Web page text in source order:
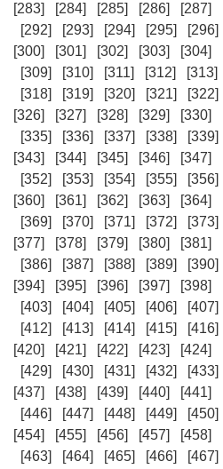
[283]
[284] [285] [286] [287]
[292]
[293] [294] [295] [296]
[300]
[301] [302] [303] [304]
[309]
[310] [311] [312] [313]
[318]
[319] [320] [321] [322]
[326]
[327] [328] [329] [330]
[335]
[336] [337] [338] [339]
[343]
[344] [345] [346] [347]
[352]
[353] [354] [355] [356]
[360]
[361] [362] [363] [364]
[369]
[370] [371] [372] [373]
[377]
[378] [379] [380] [381]
[386]
[387] [388] [389] [390]
[394]
[395] [396] [397] [398]
[403]
[404] [405] [406] [407]
[412]
[413] [414] [415] [416]
[420]
[421] [422] [423] [424]
[429]
[430] [431] [432] [433]
[437]
[438] [439] [440] [441]
[446]
[447] [448] [449] [450]
[454]
[455] [456] [457] [458]
[463]
[464] [465] [466] [467]